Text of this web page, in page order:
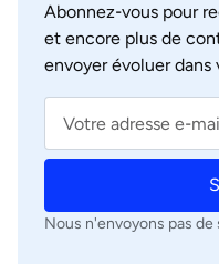
Abonnez‑vous pour
et encore plus de
envoyer évoluer dans
Nous n'envoyons pas de